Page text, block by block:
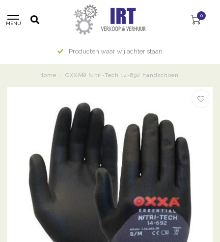
MENU
0
Producten waar wij achter staan
Home OXXA® Nitri-Tech 14-692 handschoen